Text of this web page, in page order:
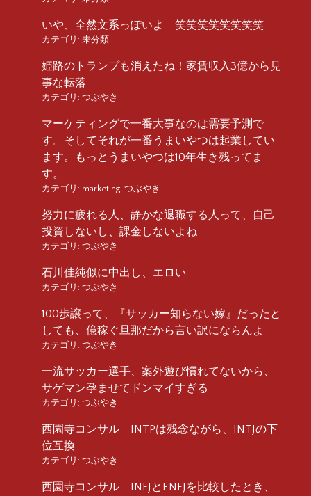
いや、全然文系っぽいよ 笑笑笑笑笑笑笑笑
カテゴリ: 未分類
姫路のトランプも消えたね！家賃収入3億から見
事な転落
カテゴリ: つぶやき
マーケティングで一番大事なのは需要予測で
す。そしてそれが一番うまいやつは起業してい
ます。もっとうまいやつは10年生き残ってま
す。
カテゴリ: marketing, つぶやき
努力に疲れる人、静かな退職する人って、自己
投資しないし、課金しないよね
カテゴリ: つぶやき
石川佳純似に中出し、エロい
カテゴリ: つぶやき
100歩譲って、『サッカー知らない嫁』だったと
しても、億稼ぐ旦那だから言い訳にならんよ
カテゴリ: つぶやき
一流サッカー選手、案外遊び慣れてないから、
サゲマン孕ませてドンマイすぎる
カテゴリ: つぶやき
西園寺コンサル INTPは残念ながら、INTJの下
位互換
カテゴリ: つぶやき
西園寺コンサル INFJとENFJを比較したとき、